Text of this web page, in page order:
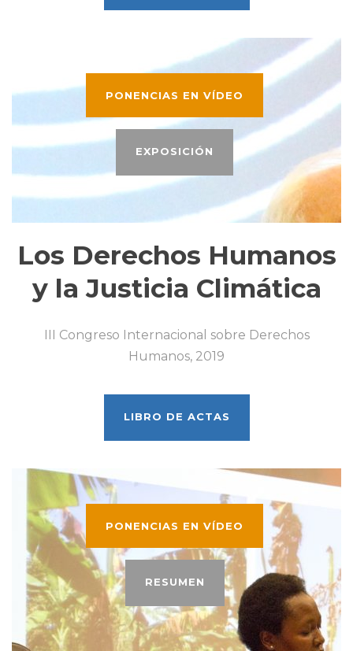
PONENCIAS EN VÍDEO
EXPOSICIÓN
Los Derechos Humanos
y la Justicia Climática
III Congreso Internacional sobre Derechos
Humanos, 2019
LIBRO DE ACTAS
PONENCIAS EN VÍDEO
RESUMEN